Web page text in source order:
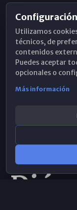
Horarios de Misa
Hemeroteca
WhatsApp
Utilizamos
técnicos, de
contenidos
Puedes aceptar
opcionales o
Más información